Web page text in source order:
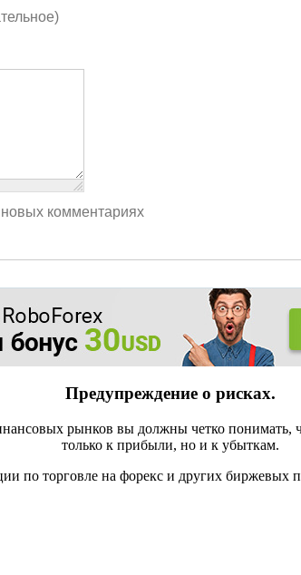
комментариях
Предупреждение о рисках.
рынков вы должны четко понимать,
только к прибыли, но и к убыткам.
по торговле на форекс и других биржевых